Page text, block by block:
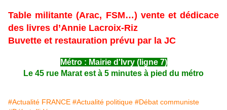
Table militante (Arac, FSM…) vente et dédicace
des livres d’Annie Lacroix-Riz
Buvette et restauration prévu par la JC
Métro : Mairie d'Ivry (ligne 7)
Le 45 rue Marat est à 5 minutes à pied du métro
#Actualité FRANCE #Actualité politique #Débat communiste